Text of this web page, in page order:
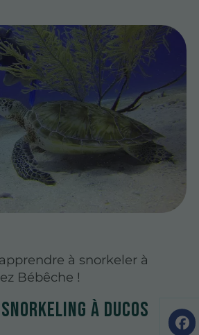
à snorkeler à
Bébêche !
à Ducos